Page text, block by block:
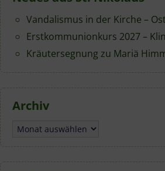
Vandalismus in der Kirche –
Erstkommunionkurs 2027 –
Kräutersegnung zu Mariä
Archiv
Archiv